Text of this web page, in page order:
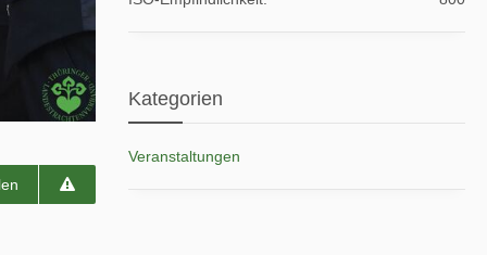
Kategorien
Veranstaltungen